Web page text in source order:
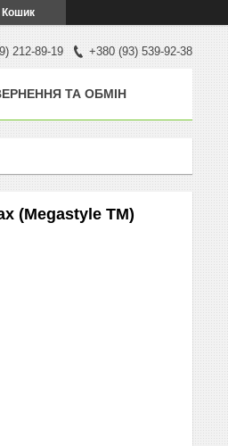
Кошик
212-89-19 +380 (93) 539-92-38
ТА ОБМІН
(Megastyle ТМ)